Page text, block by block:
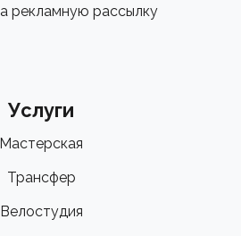
рекламную рассылку
Услуги
Мастерская
Трансфер
Велостудия